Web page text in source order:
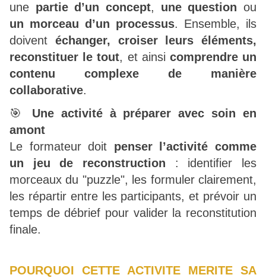
une partie d’un concept, une question ou
un morceau d’un processus. Ensemble, ils
doivent échanger, croiser leurs éléments,
reconstituer le tout, et ainsi comprendre un
contenu complexe de manière
collaborative.
🎯 Une activité à préparer avec soin en
amont
Le formateur doit penser l’activité comme
un jeu de reconstruction : identifier les
morceaux du "puzzle", les formuler clairement,
les répartir entre les participants, et prévoir un
temps de débrief pour valider la reconstitution
finale.
POURQUOI CETTE ACTIVITE MERITE SA